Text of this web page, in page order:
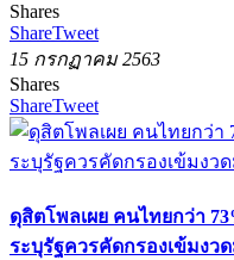
Shares
ShareTweet
15 กรกฏาคม 2563
Shares
ShareTweet
ดุสิตโพลเผย คนไทยกว่า
ระบุรัฐควรคัดกรองเข้มงว